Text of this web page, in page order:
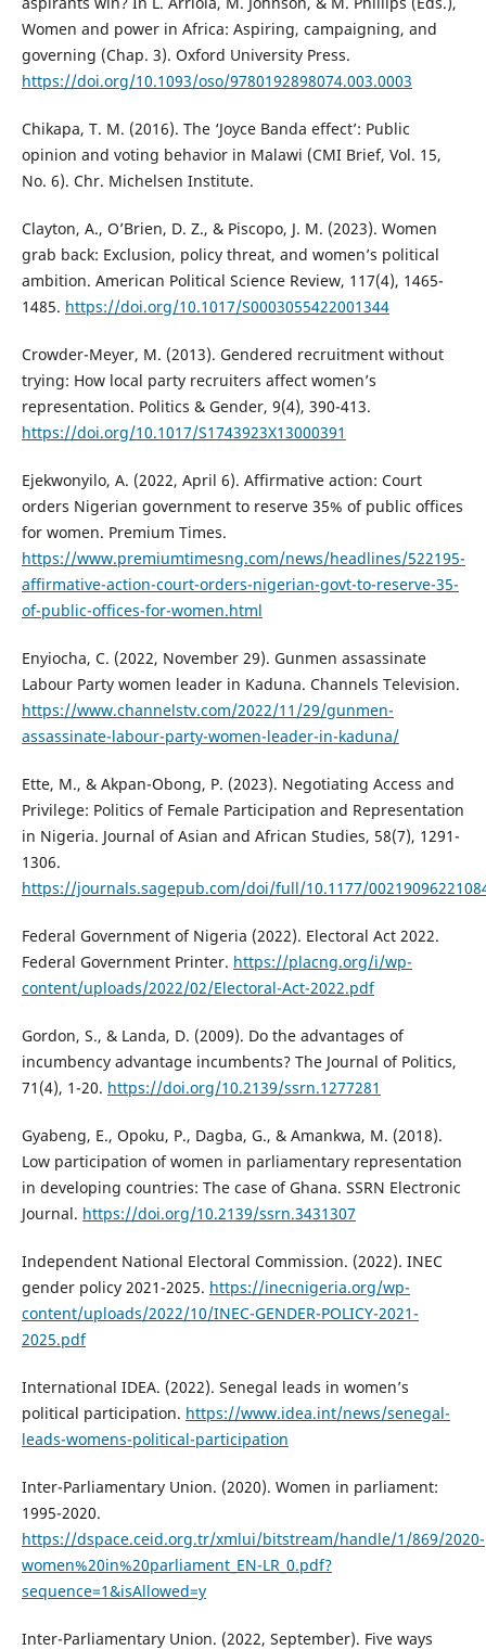
Women and power in Africa: Aspiring, campaigning, and
governing (Chap. 3). Oxford University Press.
https://doi.org/10.1093/oso/9780192898074.003.0003
Chikapa, T. M. (2016). The ‘Joyce Banda effect’: Public
opinion and voting behavior in Malawi (CMI Brief, Vol. 15,
No. 6). Chr. Michelsen Institute.
Clayton, A., O’Brien, D. Z., & Piscopo, J. M. (2023). Women
grab back: Exclusion, policy threat, and women’s political
ambition. American Political Science Review, 117(4), 1465-
1485. https://doi.org/10.1017/S0003055422001344
Crowder-Meyer, M. (2013). Gendered recruitment without
trying: How local party recruiters affect women’s
representation. Politics & Gender, 9(4), 390-413.
https://doi.org/10.1017/S1743923X13000391
Ejekwonyilo, A. (2022, April 6). Affirmative action: Court
orders Nigerian government to reserve 35% of public offices
for women. Premium Times.
https://www.premiumtimesng.com/news/headlines/522195-
affirmative-action-court-orders-nigerian-govt-to-reserve-35-
of-public-offices-for-women.html
Enyiocha, C. (2022, November 29). Gunmen assassinate
Labour Party women leader in Kaduna. Channels Television.
https://www.channelstv.com/2022/11/29/gunmen-
assassinate-labour-party-women-leader-in-kaduna/
Ette, M., & Akpan-Obong, P. (2023). Negotiating Access and
Privilege: Politics of Female Participation and Representation
in Nigeria. Journal of Asian and African Studies, 58(7), 1291-
1306.
https://journals.sagepub.com/doi/full/10.1177/
Federal Government of Nigeria (2022). Electoral Act 2022.
Federal Government Printer. https://placng.org/i/wp-
content/uploads/2022/02/Electoral-Act-2022.pdf
Gordon, S., & Landa, D. (2009). Do the advantages of
incumbency advantage incumbents? The Journal of Politics,
71(4), 1-20. https://doi.org/10.2139/ssrn.1277281
Gyabeng, E., Opoku, P., Dagba, G., & Amankwa, M. (2018).
Low participation of women in parliamentary representation
in developing countries: The case of Ghana. SSRN Electronic
Journal. https://doi.org/10.2139/ssrn.3431307
Independent National Electoral Commission. (2022). INEC
gender policy 2021-2025. https://inecnigeria.org/wp-
content/uploads/2022/10/INEC-GENDER-POLICY-2021-
2025.pdf
International IDEA. (2022). Senegal leads in women’s
political participation. https://www.idea.int/news/senegal-
leads-womens-political-participation
Inter-Parliamentary Union. (2020). Women in parliament:
1995-2020.
https://dspace.ceid.org.tr/xmlui/bitstream/handle/1/869/2020-
women%20in%20parliament_EN-LR_0.pdf?
sequence=1&isAllowed=y
Inter-Parliamentary Union. (2022, September). Five ways